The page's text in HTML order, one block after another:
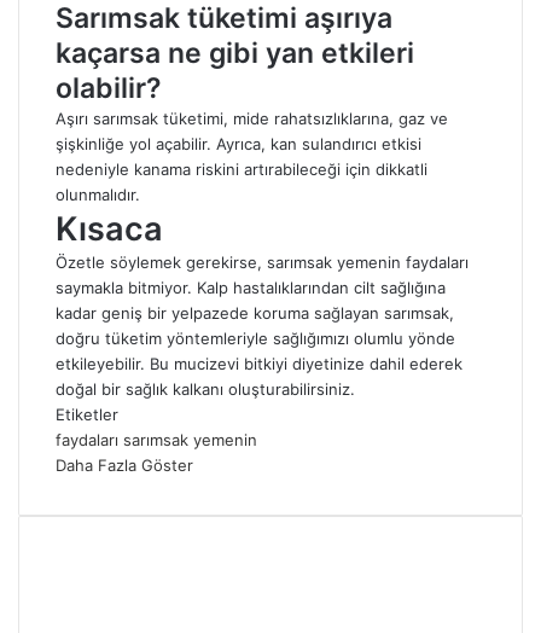
Sarımsak tüketimi aşırıya
kaçarsa ne gibi yan etkileri
olabilir?
Aşırı sarımsak tüketimi, mide rahatsızlıklarına, gaz ve
şişkinliğe yol açabilir. Ayrıca, kan sulandırıcı etkisi
nedeniyle kanama riskini artırabileceği için dikkatli
olunmalıdır.
Kısaca
Özetle söylemek gerekirse, sarımsak yemenin faydaları
saymakla bitmiyor. Kalp hastalıklarından cilt sağlığına
kadar geniş bir yelpazede koruma sağlayan sarımsak,
doğru tüketim yöntemleriyle sağlığımızı olumlu yönde
etkileyebilir. Bu mucizevi bitkiyi diyetinize dahil ederek
doğal bir sağlık kalkanı oluşturabilirsiniz.
Etiketler
faydaları sarımsak yemenin
Daha Fazla Göster